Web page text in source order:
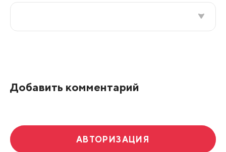
Добавить комментарий
АВТОРИЗАЦИЯ